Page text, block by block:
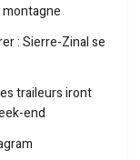
: Sierre-Zinal se
traileurs iront
end